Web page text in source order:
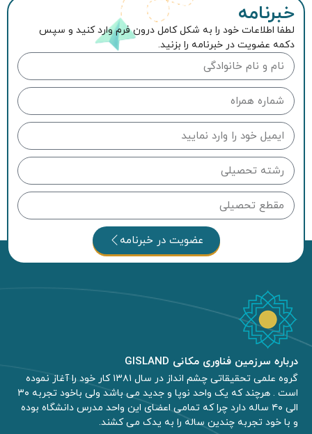
خبرنامه
لطفا اطلاعات خود را به شکل کامل درون فرم وارد کنید و سپس
دکمه عضویت در خبرنامه را بزنید.
عضویت در خبرنامه
درباره سرزمین فناوری مکانی GISLAND
گروه علمی تحقیقاتی چشم انداز در سال ۱۳۸۱ کار خود را آغاز نموده
است . هرچند که یک واحد نوپا و جدید می باشد ولی باخود تجربه ۳۰
الی ۴۰ ساله دارد چرا که تمامی اعضای این واحد مدرس دانشگاه بوده
و با خود تجربه چندین ساله را به یدک می کشند.